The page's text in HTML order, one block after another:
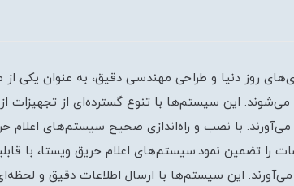
روز دنیا و طراحی مهندسی دقیق، به عنوان یکی
این سیستم‌ها با تنوع گسترده‌ای از تجهیزات
با نصب و راه‌اندازی صحیح سیستم‌های اعلام
این سیستم‌ها با ارسال اطلاعات دقیق و